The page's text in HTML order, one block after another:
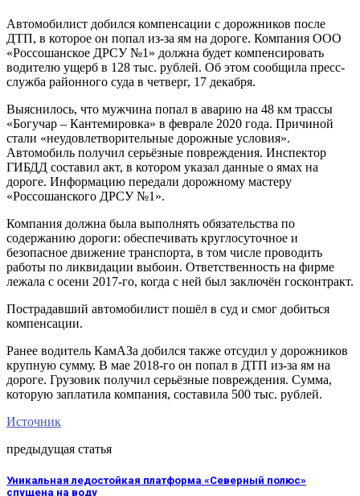
Автомобилист добился компенсации с дорожников после
ДТП, в которое он попал из-за ям на дороге. Компания ООО
«Россошанское ДРСУ №1» должна будет компенсировать
водителю ущерб в 128 тыс. рублей. Об этом сообщила пресс-
служба районного суда в четверг, 17 декабря.
Выяснилось, что мужчина попал в аварию на 48 км трассы
«Богучар – Кантемировка» в феврале 2020 года. Причиной
стали «неудовлетворительные дорожные условия».
Автомобиль получил серьёзные повреждения. Инспектор
ГИБДД составил акт, в котором указал данные о ямах на
дороге. Информацию передали дорожному мастеру
«Россошанского ДРСУ №1».
Компания должна была выполнять обязательства по
содержанию дороги: обеспечивать круглосуточное и
безопасное движение транспорта, в том числе проводить
работы по ликвидации выбоин. Ответственность на фирме
лежала с осени 2017-го, когда с ней был заключён госконтракт.
Пострадавший автомобилист пошёл в суд и смог добиться
компенсации.
Ранее водитель КамАЗа добился также отсудил у дорожников
крупную сумму. В мае 2018-го он попал в ДТП из-за ям на
дороге. Грузовик получил серьёзные повреждения. Сумма,
которую заплатила компания, составила 500 тыс. рублей.
Источник
предыдущая статья
Уникальная ледостойкая платформа «Северный полюс»
спущена на воду